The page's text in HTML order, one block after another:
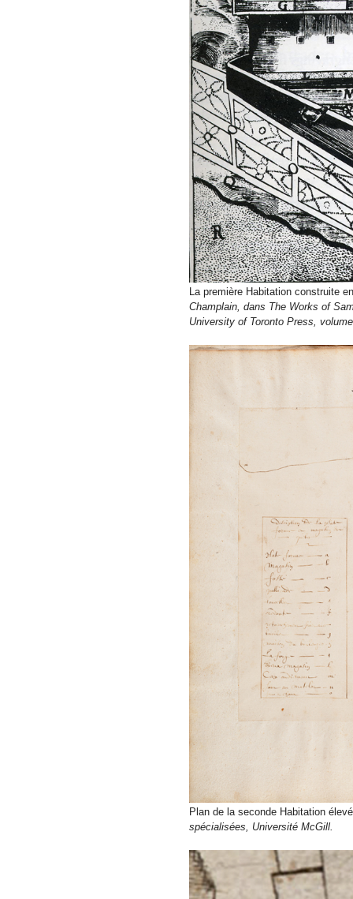
La première Habitation construite
Champlain, dans The Works of
University of Toronto Press,
Plan de la seconde Habitation
spécialisées, Université McGill.